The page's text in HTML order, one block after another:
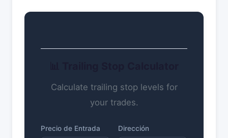
Calculate trailing stop levels for
your trades.
Precio de Entrada Dirección